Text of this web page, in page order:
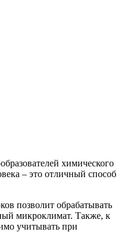
химического
– это отличный способ
позволит обрабатывать
микроклимат. Также, к
учитывать при